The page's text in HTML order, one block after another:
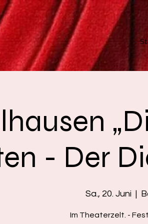
- Der
Sa., 20. Juni
  |
Im Theaterzelt. -